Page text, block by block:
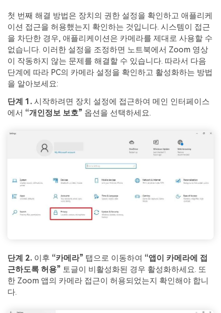
첫 번째 해결 방법은 장치의 권한 설정을 확인하고 애플리케
이션 접근을 허용했는지 확인하는 것입니다. 시스템이 접근
을 차단한 경우, 애플리케이션은 카메라를 제대로 사용할 수
없습니다. 이러한 설정을 조정하면 노트북에서 Zoom 영상
이 작동하지 않는 문제를 해결할 수 있습니다. 따라서 다음
단계에 따라 PC의 카메라 설정을 확인하고 활성화하는 방법
을 알아보세요:
단계 1. 시작하려면 장치 설정에 접근하여 메인 인터페이스
에서 “개인정보 보호” 옵션을 선택하세요.
단계 2. 이후 “카메라” 탭으로 이동하여 “앱이 카메라에 접
근하도록 허용” 토글이 비활성화된 경우 활성화하세요. 또
한 Zoom 앱의 카메라 접근이 허용되었는지 확인해야 합니
다.